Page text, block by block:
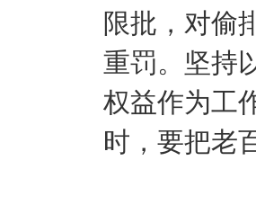
限批，对偷
重罚。坚持
权益作为工
时，要把老